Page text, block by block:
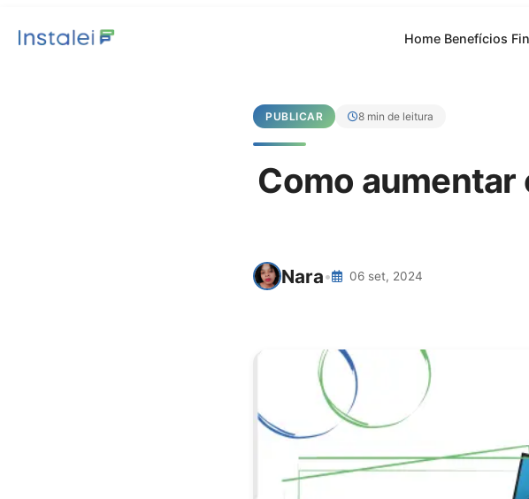
Home Benefícios
PUBLICAR 8 min de leitura
Como aumentar
Nara• 06 set, 2024